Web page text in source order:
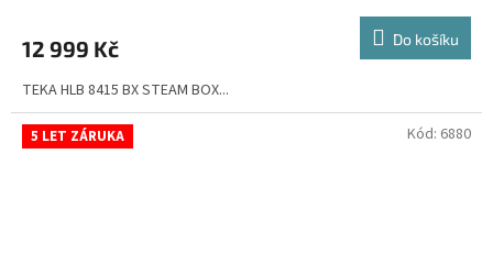
M
A
12 999 Kč Do košíku
TEKA HLB 8415 BX STEAM BOX...
5 LET ZÁRUKA Kód: 6880